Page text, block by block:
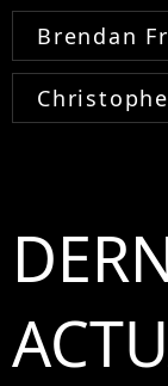
Brendan